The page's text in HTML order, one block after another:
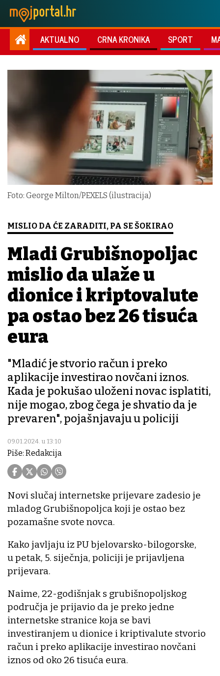
AKTUALNO CRNA KRONIKA SPORT
Foto: George Milton/PEXELS (ilustracija)
MISLIO DA ĆE ZARADITI, PA SE ŠOKIRAO
Mladi Grubišnopoljac
mislio da ulaže u
dionice i kriptovalute
pa ostao bez 26 tisuća
eura
"Mladić je stvorio račun i preko
aplikacije investirao novčani iznos.
Kada je pokušao uloženi novac isplatiti,
nije mogao, zbog čega je shvatio da je
prevaren", pojašnjavaju u policiji
09.01.2024. u 13:10
Piše: Redakcija
Novi slučaj internetske prijevare zadesio je
mladog Grubišnopoljca koji je ostao bez
pozamašne svote novca.
Kako javljaju iz PU bjelovarsko-bilogorske,
u petak, 5. siječnja, policiji je prijavljena
prijevara.
Naime, 22-godišnjak s grubišnopoljskog
područja je prijavio da je preko jedne
internetske stranice koja se bavi
investiranjem u dionice i kriptivalute stvorio
račun i preko aplikacije investirao novčani
iznos od oko 26 tisuća eura.